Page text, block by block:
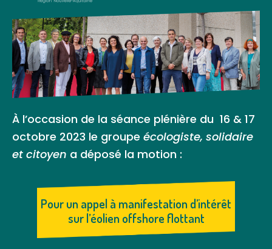
À l’occasion de la séance plénière du 16 & 17
octobre 2023 le groupe écologiste, solidaire
et citoyen a déposé la motion :
Pour un appel à manifestation d’intérêt
sur l’éolien offshore flottant